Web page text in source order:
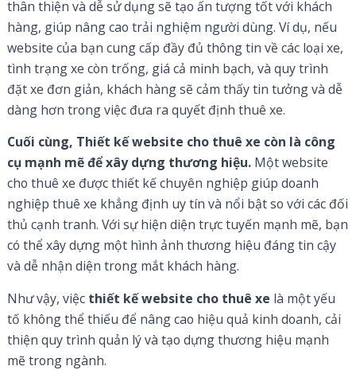
thân thiện và dễ sử dụng sẽ tạo ấn tượng tốt với khách
hàng, giúp nâng cao trải nghiệm người dùng. Ví dụ, nếu
website của bạn cung cấp đầy đủ thông tin về các loại xe,
tình trạng xe còn trống, giá cả minh bạch, và quy trình
đặt xe đơn giản, khách hàng sẽ cảm thấy tin tưởng và dễ
dàng hơn trong việc đưa ra quyết định thuê xe.
Cuối cùng, Thiết kế website cho thuê xe còn là công
cụ mạnh mẽ để xây dựng thương hiệu.Một website
cho thuê xe được thiết kế chuyên nghiệp giúp doanh
nghiệp thuê xe khẳng định uy tín và nổi bật so với các đối
thủ cạnh tranh. Với sự hiện diện trực tuyến mạnh mẽ, bạn
có thể xây dựng một hình ảnh thương hiệu đáng tin cậy
và dễ nhận diện trong mắt khách hàng.
Như vậy, việc thiết kế website cho thuê xe là một yếu
tố không thể thiếu để nâng cao hiệu quả kinh doanh, cải
thiện quy trình quản lý và tạo dựng thương hiệu mạnh
mẽ trong ngành.